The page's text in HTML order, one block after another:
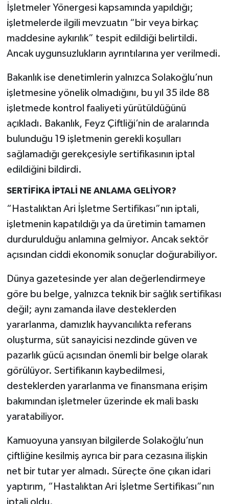
İşletmeler Yönergesi kapsamında yapıldığı;
işletmelerde ilgili mevzuatın “bir veya birkaç
maddesine aykırılık” tespit edildiği belirtildi.
Ancak uygunsuzlukların ayrıntılarına yer verilmedi.
Bakanlık ise denetimlerin yalnızca Solakoğlu’nun
işletmesine yönelik olmadığını, bu yıl 35 ilde 88
işletmede kontrol faaliyeti yürütüldüğünü
açıkladı. Bakanlık, Feyz Çiftliği’nin de aralarında
bulunduğu 19 işletmenin gerekli koşulları
sağlamadığı gerekçesiyle sertifikasının iptal
edildiğini bildirdi.
SERTİFİKA İPTALİ NE ANLAMA GELİYOR?
“Hastalıktan Ari İşletme Sertifikası”nın iptali,
işletmenin kapatıldığı ya da üretimin tamamen
durdurulduğu anlamına gelmiyor. Ancak sektör
açısından ciddi ekonomik sonuçlar doğurabiliyor.
Dünya gazetesinde yer alan değerlendirmeye
göre bu belge, yalnızca teknik bir sağlık sertifikası
değil; aynı zamanda ilave desteklerden
yararlanma, damızlık hayvancılıkta referans
oluşturma, süt sanayicisi nezdinde güven ve
pazarlık gücü açısından önemli bir belge olarak
görülüyor. Sertifikanın kaybedilmesi,
desteklerden yararlanma ve finansmana erişim
bakımından işletmeler üzerinde ek mali baskı
yaratabiliyor.
Kamuoyuna yansıyan bilgilerde Solakoğlu’nun
çiftliğine kesilmiş ayrıca bir para cezasına ilişkin
net bir tutar yer almadı. Süreçte öne çıkan idari
yaptırım, “Hastalıktan Ari İşletme Sertifikası”nın
iptali oldu.